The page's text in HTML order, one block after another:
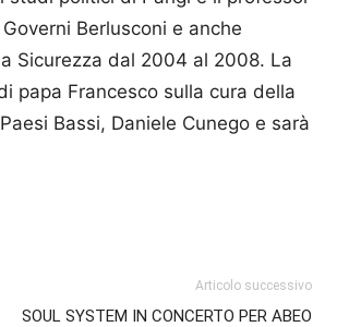
Berlusconi e anche
Sicurezza dal 2004 al 2008. La
papa Francesco sulla cura della
Bassi, Daniele Cunego e sarà
Articolo successivo
SOUL SYSTEM IN CONCERTO PER ABEO